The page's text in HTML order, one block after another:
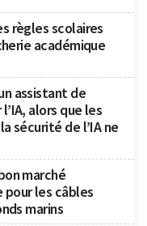
règles scolaires
académique
assistant de
alors que les
sécurité de l’IA ne
marché
les câbles
marins